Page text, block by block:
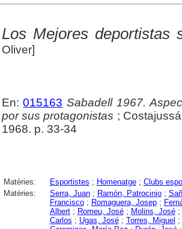
Los Mejores deportistas
Oliver]
En:015163 Sabadell 1967.
por sus protagonistas ;
1968. p. 33-34
Matèries: Esportistes ; Homenatge; Clubs
Matèries:
Serra, Juan; Ramón, Patrocinio;
Francisco; Romaguera, Josep;
Albert; Romeu, José; Molins, José;
Carlos ; Ugas, José; Torres, Miguel ;